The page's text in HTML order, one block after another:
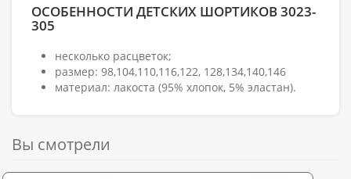
ОСОБЕННОСТИ ДЕТСКИХ ШОРТИКОВ 3023-
305
несколько расцветок;
размер: 98,104,110,116,122, 128,134,140,146
материал: лакоста (95% хлопок, 5% эластан).
Вы смотрели